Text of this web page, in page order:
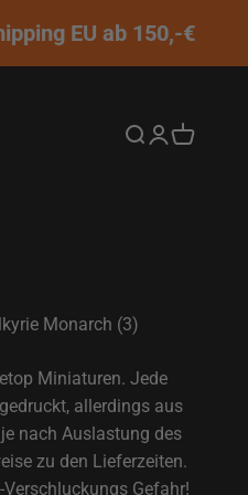
EU ab 150,-€
Suche öffnen
Monarch (3)
Miniaturen. Jede
allerdings aus
nach Auslastung des
zu den Lieferzeiten.
Gefahr!